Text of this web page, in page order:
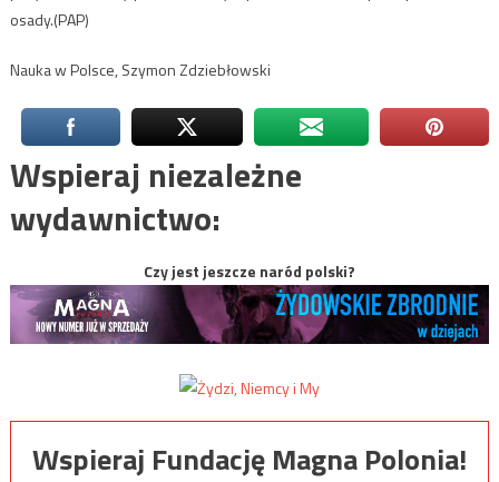
osady.(PAP)
Nauka w Polsce, Szymon Zdziebłowski
Wspieraj niezależne
wydawnictwo:
Czy jest jeszcze naród polski?
Wspieraj Fundację Magna Polonia!